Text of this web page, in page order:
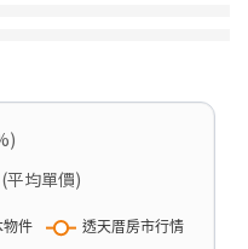
平均單價)